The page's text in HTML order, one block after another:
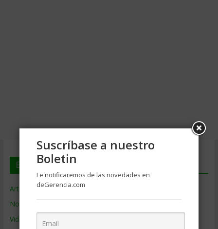
En deGerencia.com
Artículos de Gerencia
Noticias de Gerencia
Videos de Gerencia
Suscríbase a nuestro
Boletin
Le notificaremos de las novedades en
deGerencia.com